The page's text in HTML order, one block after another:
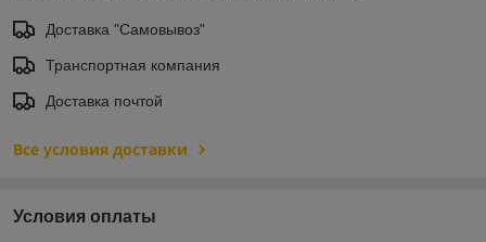
Доставка "Самовывоз"
Транспортная компания
Доставка почтой
Все условия доставки
Условия оплаты